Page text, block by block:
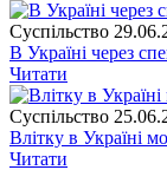
Суспiльство
В Україні через
Читати
Суспiльство
Влітку в Україні
Читати